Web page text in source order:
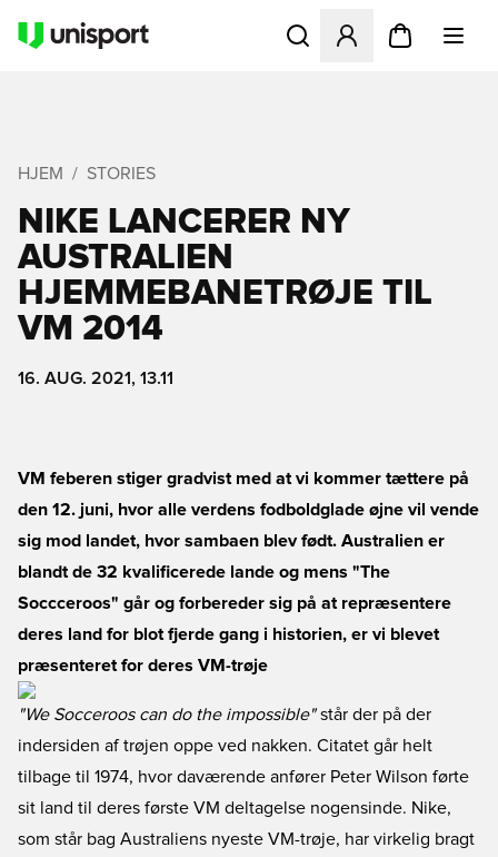
Åbner en Modal til at
HJEM STORIES
NIKE LANCERER NY
AUSTRALIEN
HJEMMEBANETRØJE TIL
VM 2014
16. AUG. 2021, 13.11
VM feberen stiger gradvist med at vi kommer tættere på
den 12. juni, hvor alle verdens fodboldglade øjne vil vende
sig mod landet, hvor sambaen blev født. Australien er
blandt de 32 kvalificerede lande og mens "The
Soccceroos" går og forbereder sig på at repræsentere
deres land for blot fjerde gang i historien, er vi blevet
præsenteret for deres VM-trøje
"We Socceroos can do the impossible"står der på der
indersiden af trøjen oppe ved nakken. Citatet går helt
tilbage til 1974, hvor daværende anfører Peter Wilson førte
sit land til deres første VM deltagelse nogensinde. Nike,
som står bag Australiens nyeste VM-trøje, har virkelig bragt